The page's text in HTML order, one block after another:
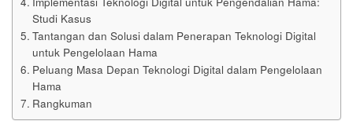
Studi Kasus
Tantangan dan Solusi dalam Penerapan Teknologi Digital
untuk Pengelolaan Hama
Peluang Masa Depan Teknologi Digital dalam Pengelolaan
Hama
Rangkuman